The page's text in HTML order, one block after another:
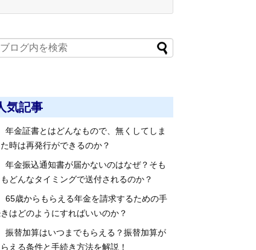
気記事
年金証書とはどんなもので、無くしてしま
た時は再発行ができるのか？
年金振込通知書が届かないのはなぜ？そも
どんなタイミングで送付されるのか？
65歳からもらえる年金を請求するための手
はどのようにすればいいのか？
振替加算はいつまでもらえる？振替加算が
える条件と手続き方法を解説！